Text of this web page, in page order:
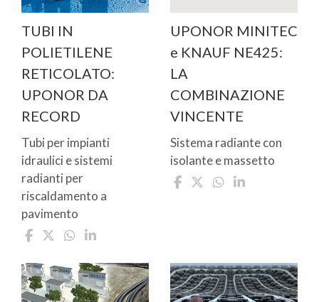
TUBI IN
POLIETILENE
RETICOLATO:
UPONOR DA
RECORD
Tubi per impianti
idraulici e sistemi
radianti per
riscaldamento a
pavimento
UPONOR MINITEC
e KNAUF NE425:
LA
COMBINAZIONE
VINCENTE
Sistema radiante con
isolante e massetto